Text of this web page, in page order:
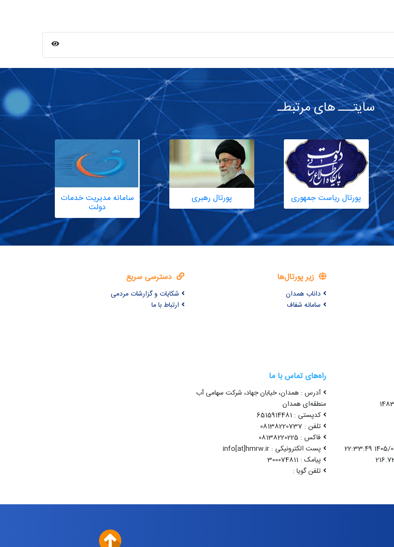
سایتـــ های مرتبطـ
پورتال ریاست جمهوری پورتال رهبری سامانه مدیریت خدمات
دولت
زیر پورتال‌ها
داناب همدان
سامانه شفاف
دسترسی سریع
شکایات و گزارشات مردمی
ارتباط با ما
راه‌های تماس با ما
آدرس : همدان، خیابان جهاد، شرکت سهامی آب
منطقه‌ای همدان
کدپستی : 6515914481
تلفن : 08138220737
فاکس : 08138220225
پست الکترونیکی : info[at]hmrw.ir
پیامک : 300074811
تلفن گویا :